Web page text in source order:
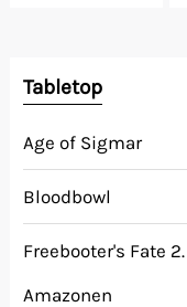
Tabletop
Age of Sigmar
Bloodbowl
Freebooter's Fate
Amazonen